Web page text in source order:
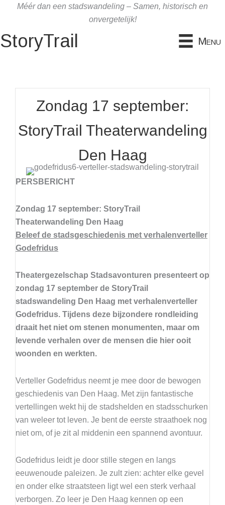
inhoud
Méér dan een stadswandeling – Samen, historisch en
onvergetelijk!
StoryTrail Menu
Zondag 17 september:
StoryTrail Theaterwandeling
Den Haag
PERSBERICHT
Zondag 17 september: StoryTrail
Theaterwandeling Den Haag
Beleef de stadsgeschiedenis met verhalenverteller
Godefridus
Theatergezelschap Stadsavonturen presenteert op
zondag 17 september de StoryTrail
stadswandeling Den Haag met verhalenverteller
Godefridus. Tijdens deze bijzondere rondleiding
draait het niet om stenen monumenten, maar om
levende verhalen over de mensen die hier ooit
woonden en werkten.
Verteller Godefridus neemt je mee door de bewogen
geschiedenis van Den Haag. Met zijn fantastische
vertellingen wekt hij de stadshelden en stadsschurken
van weleer tot leven. Je bent de eerste straathoek nog
niet om, of je zit al middenin een spannend avontuur.
Godefridus leidt je door stille stegen en langs
eeuwenoude paleizen. Je zult zien: achter elke gevel
en onder elke straatsteen ligt wel een sterk verhaal
verborgen. Zo leer je Den Haag kennen op een